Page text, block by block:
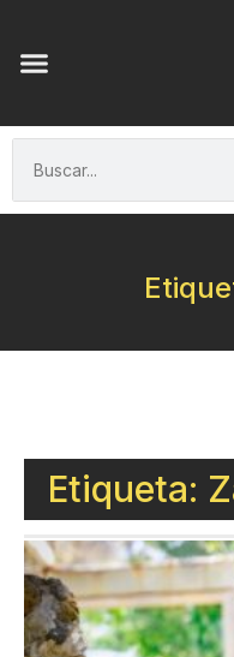
Etiqueta: